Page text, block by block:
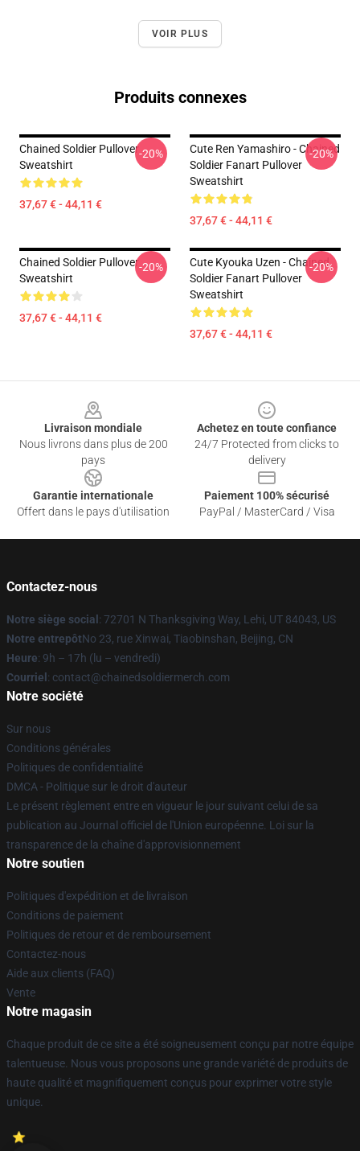
VOIR PLUS
Produits connexes
Chained Soldier Pullover
Sweatshirt
37,67 € - 44,11 €
-20%
Cute Ren Yamashiro - Chained
Soldier Fanart Pullover
Sweatshirt
37,67 € - 44,11 €
-20%
Chained Soldier Pullover
Sweatshirt
37,67 € - 44,11 €
-20%
Cute Kyouka Uzen - Chained
Soldier Fanart Pullover
Sweatshirt
37,67 € - 44,11 €
-20%
Livraison mondiale
Nous livrons dans plus de 200
pays
Achetez en toute confiance
24/7 Protected from clicks to
delivery
Garantie internationale
Offert dans le pays d'utilisation
Paiement 100% sécurisé
PayPal / MasterCard / Visa
Contactez-nous
Notre siège social : 72701 N Thanksgiving Way, Lehi, UT 84043, US
Notre entrepôtNo 23, rue Xinwai, Tiaobinshan, Beijing, CN
Heure: 9h – 17h (lu – vendredi)
Courriel : contact@chainedsoldiermerch.com
Notre société
Sur nous
Conditions générales
Politiques de confidentialité
DMCA - Politique sur le droit d'auteur
Le présent règlement entre en vigueur le jour suivant celui de sa
publication au Journal officiel de l'Union européenne. Loi sur la
transparence de la chaîne d'approvisionnement
Notre soutien
Politiques d'expédition et de livraison
Conditions de paiement
Politiques de retour et de remboursement
Contactez-nous
Aide aux clients (FAQ)
Vente
Notre magasin
Chaque produit de ce site a été soigneusement conçu par notre équipe
talentueuse. Nous vous proposons une grande variété de produits de
haute qualité et magnifiquement conçus pour exprimer votre style
unique.